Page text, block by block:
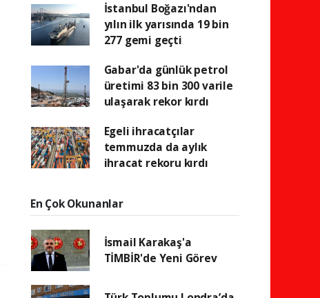
İstanbul Boğazı'ndan
yılın ilk yarısında 19 bin
277 gemi geçti
Gabar'da günlük petrol
üretimi 83 bin 300 varile
ulaşarak rekor kırdı
Egeli ihracatçılar
temmuzda da aylık
ihracat rekoru kırdı
En Çok Okunanlar
İsmail Karakaş'a
TİMBİR'de Yeni Görev